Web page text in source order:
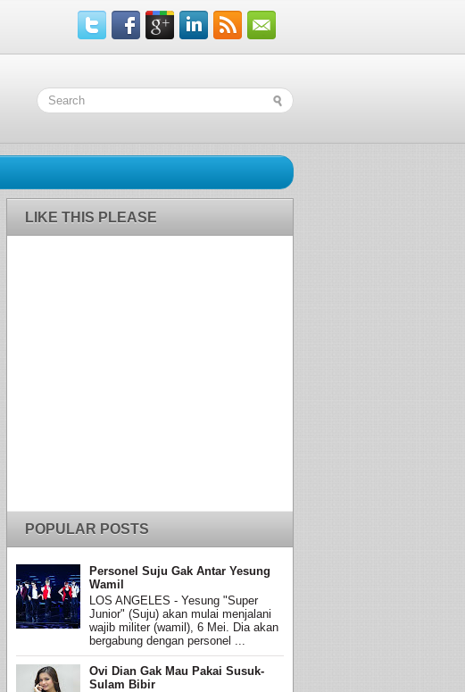
LIKE THIS PLEASE
POPULAR POSTS
Personel Suju Gak Antar Yesung
Wamil
LOS ANGELES - Yesung "Super
Junior" (Suju) akan mulai menjalani
wajib militer (wamil), 6 Mei. Dia akan
bergabung dengan personel ...
Ovi Dian Gak Mau Pakai Susuk-
Sulam Bibir